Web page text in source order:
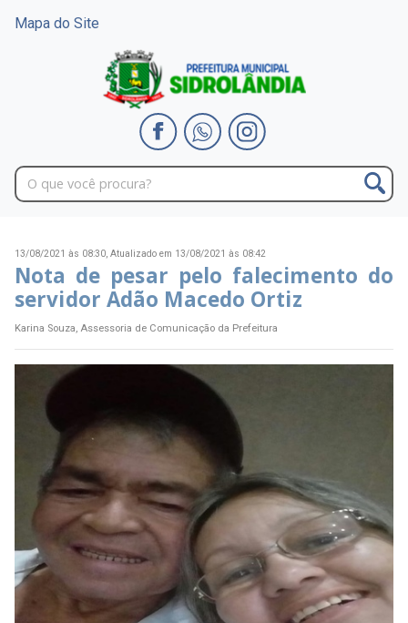
Mapa do Site
13/08/2021 às 08:30, Atualizado em 13/08/2021 às 08:42
Nota de pesar pelo falecimento do
servidor Adão Macedo Ortiz
Karina Souza, Assessoria de Comunicação da Prefeitura